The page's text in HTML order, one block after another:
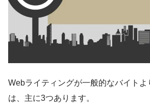
Webライティングが一般的なバイトよ
は、主に3つあります。